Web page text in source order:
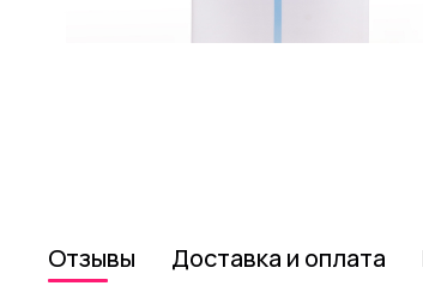
Отзывы Доставка и оплата